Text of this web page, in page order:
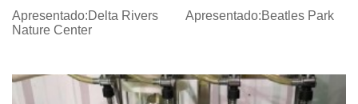
Apresentado:Delta Rivers
Nature Center
Apresentado:Beatles Park